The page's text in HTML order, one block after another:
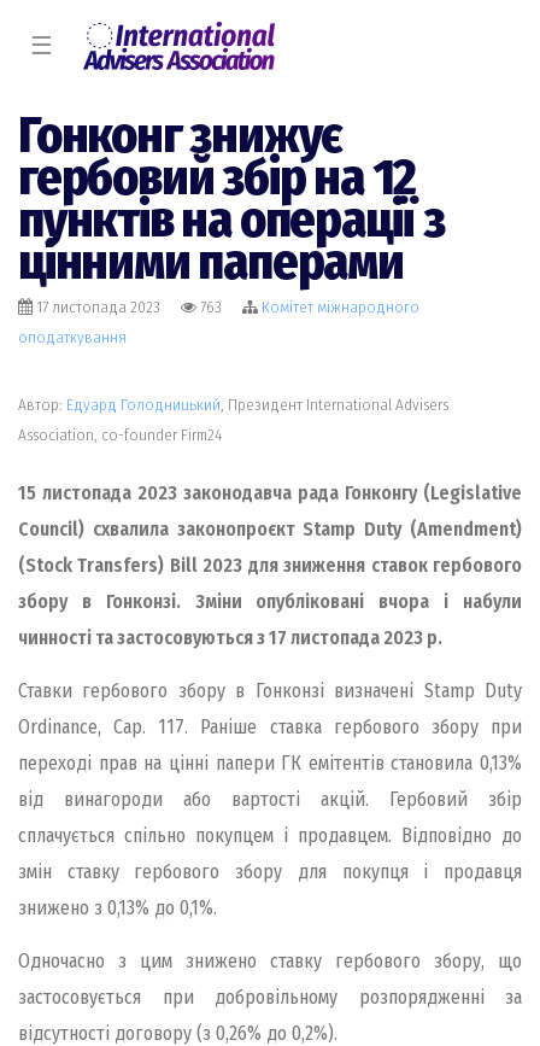
☰
Гонконг знижує
гербовий збір на 12
пунктів на операції з
цінними паперами
17 листопада 2023 763
Комiтет міжнародного
оподаткування
Автор: Едуард Голодницький , Президент International Advisers
Association, co-founder Firm24
15 листопада 2023 законодавча рада Гонконгу (Legislative
Council) схвалила законопроєкт Stamp Duty (Amendment)
(Stock Transfers) Bill 2023 для зниження ставок гербового
збору в Гонконзі. Зміни опубліковані вчора і набули
чинності та застосовуються з 17 листопада 2023 р.
Ставки гербового збору в Гонконзі визначені Stamp Duty
Ordinance, Cap. 117. Раніше ставка гербового збору при
переході прав на цінні папери ГК емітентів становила 0,13%
від винагороди або вартості акцій. Гербовий збір
сплачується спільно покупцем і продавцем. Відповідно до
змін ставку гербового збору для покупця і продавця
знижено з 0,13% до 0,1%.
Одночасно з цим знижено ставку гербового збору, що
застосовується при добровільному розпорядженні за
відсутності договору (з 0,26% до 0,2%).